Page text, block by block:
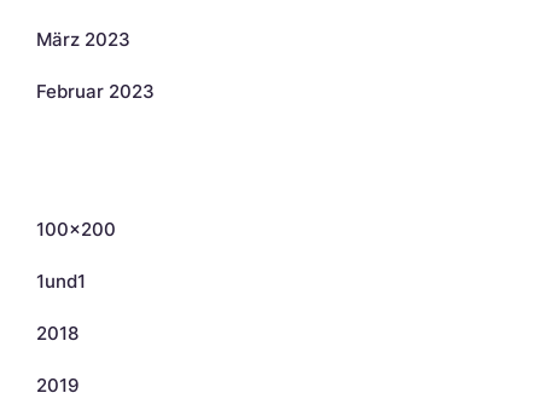
März 2023
Februar 2023
100×200
1und1
2018
2019